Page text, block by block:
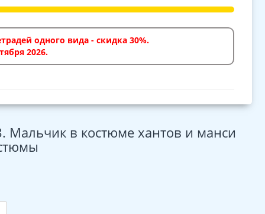
одного вида - скидка 30%.
2026.
Мальчик в костюме хантов и манси